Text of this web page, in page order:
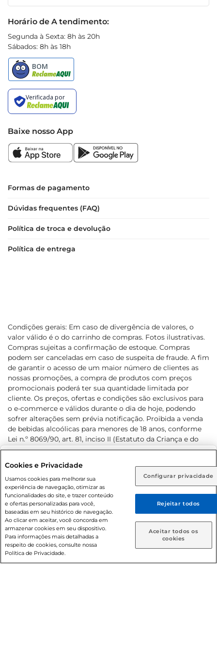
Rio de Janeiro (RJ) Goiás (GO)
Ou
Caso queira comprar online, informe como deseja receber
suas compras:
Entrega em casa Retire em Loja
Horário de A tendimento:
Segunda à Sexta: 8h às 20h
Sábados: 8h às 18h
Baixe nosso App
Formas de pagamento
Dúvidas frequentes (FAQ)
Política de troca e devolução
Política de entrega
Condições gerais: Em caso de divergência de valores, o
valor válido é o do carrinho de compras. Fotos ilustrativas.
Compras sujeitas a confirmação de estoque. Compras
podem ser canceladas em caso de suspeita de fraude. A fim
de garantir o acesso de um maior número de clientes as
nossas promoções, a compra de produtos com preços
promocionais poderá ter sua quantidade limitada por
cliente. Os preços, ofertas e condições são exclusivos para
o e-commerce e válidos durante o dia de hoje, podendo
sofrer alterações sem prévia notificação. Proibida a venda
de bebidas alcoólicas para menores de 18 anos, conforme
Lei n.º 8069/90, art. 81, inciso II (Estatuto da Criança e do
Adolescente). Preços e condições exclusivos para o
prévio. O valor mínimo para as compras on-line é de R$
80,00.
© 2026 Copyright. Todos os direitos
reservados Prezunic.
Cookies e Privacidade
Usamos cookies para melhorar sua
experiência de navegação, otimizar as
funcionalidades do site, e trazer conteúdo
e ofertas personalizadas para você,
baseadas em seu histórico de navegação.
Ao clicar em aceitar, você concorda em
armazenar cookies em seu dispositivo.
Para informações mais detalhadas a
respeito de cookies, consulte nossa
Política de Privacidade.
Configurar privacidade
Rejeitar todos
Aceitar todos os
cookies